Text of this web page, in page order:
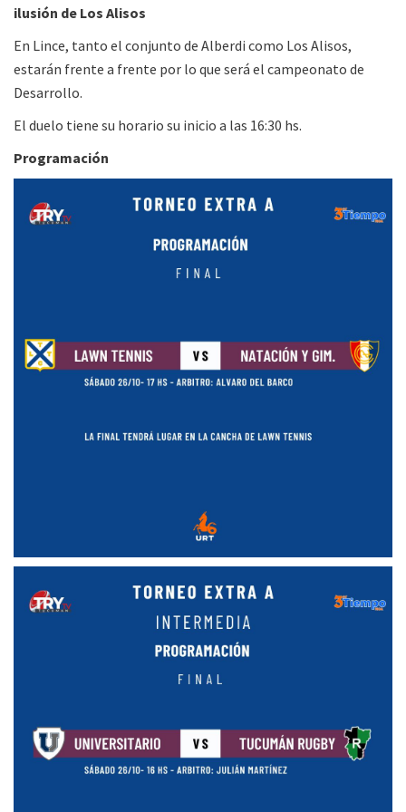
ilusión de Los Alisos
En Lince, tanto el conjunto de Alberdi como Los Alisos,
estarán frente a frente por lo que será el campeonato de
Desarrollo.
El duelo tiene su horario su inicio a las 16:30 hs.
Programación